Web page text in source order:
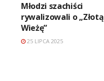
Młodzi szachiści
rywalizowali o „Złotą
Wieżę”
25 LIPCA 2025